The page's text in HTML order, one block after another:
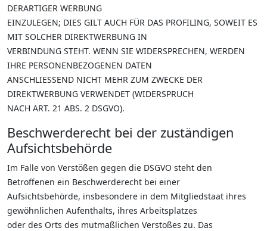
DERARTIGER WERBUNG
EINZULEGEN; DIES GILT AUCH FÜR DAS PROFILING, SOWEIT ES
MIT SOLCHER DIREKTWERBUNG IN
VERBINDUNG STEHT. WENN SIE WIDERSPRECHEN, WERDEN
IHRE PERSONENBEZOGENEN DATEN
ANSCHLIESSEND NICHT MEHR ZUM ZWECKE DER
DIREKTWERBUNG VERWENDET (WIDERSPRUCH
NACH ART. 21 ABS. 2 DSGVO).
Beschwerderecht bei der zuständigen
Aufsichtsbehörde
Im Falle von Verstößen gegen die DSGVO steht den
Betroffenen ein Beschwerderecht bei einer
Aufsichtsbehörde, insbesondere in dem Mitgliedstaat ihres
gewöhnlichen Aufenthalts, ihres Arbeitsplatzes
oder des Orts des mutmaßlichen Verstoßes zu. Das